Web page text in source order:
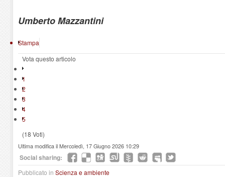
Umberto Mazzantini
Stampa
Vota questo articolo
1
2
3
4
5
(18 Voti)
Ultima modifica il Mercoledì, 17 Giugno 2026 10:29
Social sharing:
Pubblicato in Scienza e ambiente